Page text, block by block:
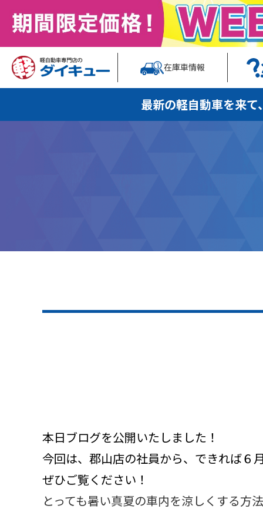
在庫車情報
最新の軽自動車を来て
本日ブログを公開いたしました！
今回は、郡山店の社員から、できれば６
ぜひご覧ください！
とっても暑い真夏の車内を涼しくする方